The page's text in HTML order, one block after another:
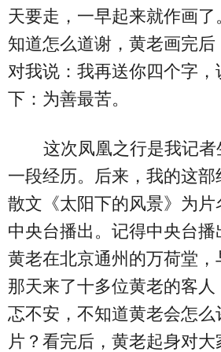
天要走，一早起来就作画
知道怎么道谢，黄老画完后
对我说：我再送你四个字
下：为善最苦。
这次凤凰之行是我记
一段经历。后来，我的这
散文《太阳下的风景》为片
中央台播出。记得中央台播
黄老在北京通州的万荷堂，
那天来了十多位黄老的客
忑不安，不知道黄老会怎么
片？看完后，黄老起身对